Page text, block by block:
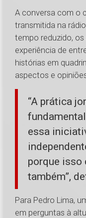
A conversa com o
transmitida na
tempo reduzido,
experiência de
histórias em
aspectos e
“A prática
essa
porque isso
também”,
Para Pedro Lima,
em perguntas à